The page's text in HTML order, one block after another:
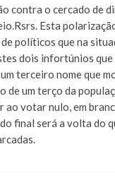
contra o cercado de
Esta
políticos que na
dois infortúnios
terceiro nome que
um terço da
ao votar nulo, em
final será a volta do